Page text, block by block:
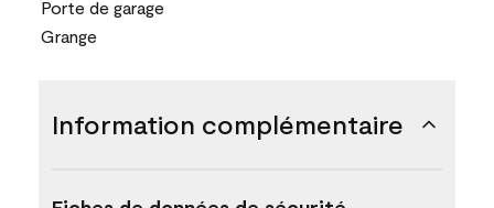
Porte de garage
Grange
Information complémentaire